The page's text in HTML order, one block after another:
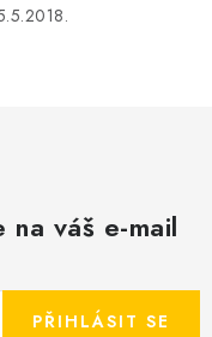
váš e-mail
PŘIHLÁSIT SE